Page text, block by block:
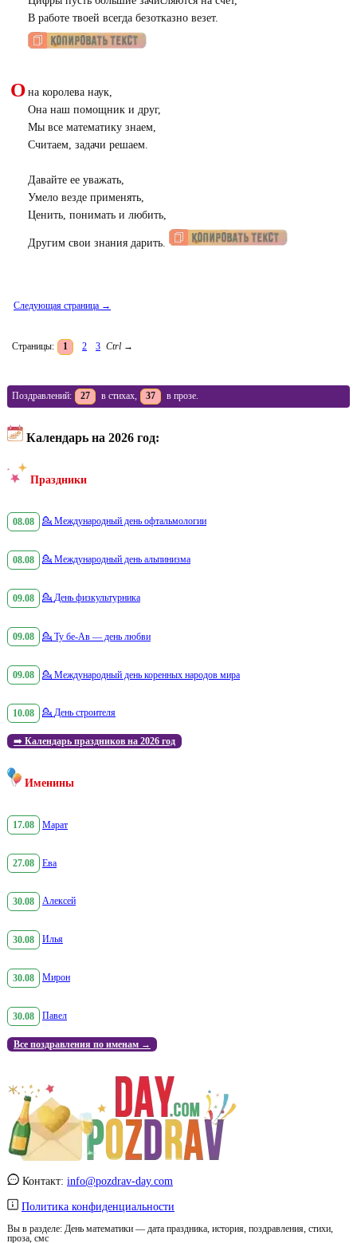
В работе твоей всегда безотказно везет.
О на королева наук,
Она наш помощник и друг,
Мы все математику знаем,
Считаем, задачи решаем.
Давайте ее уважать,
Умело везде применять,
Ценить, понимать и любить,
Другим свои знания дарить.
Следующая страница →
Страницы: 1 2 3 Ctrl →
Поздравлений: 27 в стихах, 37 в прозе.
Календарь на 2026 год:
Праздники
08.08 💁 Международный день офтальмологии
08.08 💁 Международный день альпинизма
09.08 💁 День физкультурника
09.08 💁 Ту бе-Ав — день любви
09.08 💁 Международный день коренных народов мира
10.08 💁 День строителя
➡️ Календарь праздников на 2026 год
Именины
17.08 Марат
27.08 Ева
30.08 Алексей
30.08 Илья
30.08 Мирон
30.08 Павел
Все поздравления по именам →
Контакт: info@pozdrav-day.com
Политика конфиденциальности
Вы в разделе: День математики — дата праздника, история, поздравления, стихи,
проза, смс